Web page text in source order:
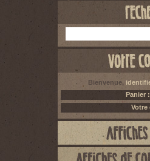
Bienvenue,
Panier :
Votre